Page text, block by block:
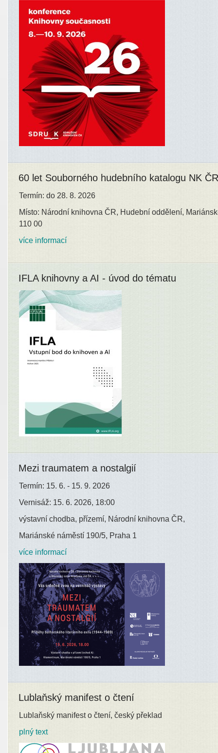
60 let Souborného hudebního katalogu NK ČR
Termín: do 28. 8. 2026
Místo: Národní knihovna ČR, Hudební oddělení,
110 00
více informací
IFLA knihovny a AI - úvod do tématu
Mezi traumatem a nostalgií
Termín: 15. 6. - 15. 9. 2026
Vernisáž: 15. 6. 2026, 18:00
výstavní chodba, přízemí, Národní knihovna ČR,
Mariánské náměstí 190/5, Praha 1
více informací
Lublaňský manifest o čtení
Lublaňský manifest o čtení, český překlad
plný text